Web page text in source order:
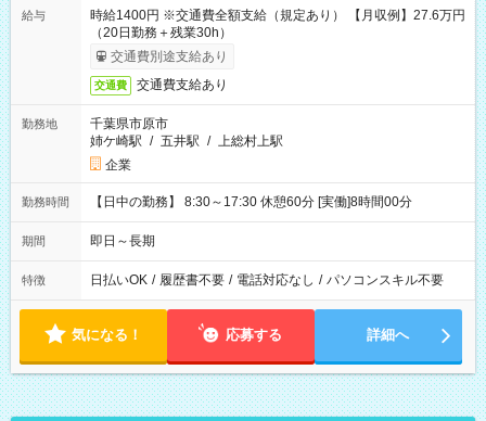
給与
時給1400円 ※交通費全額支給（規定あり） 【月収例】27.6万円
（20日勤務＋残業30h）
交通費別途支給あり
交通費 交通費支給あり
勤務地
千葉県市原市
姉ケ崎駅 / 五井駅 / 上総村上駅
企業
勤務時間 【日中の勤務】 8:30～17:30 休憩60分 [実働]8時間00分
期間 即日～長期
特徴 日払いOK / 履歴書不要 / 電話対応なし / パソコンスキル不要
気になる！ 応募する 詳細へ